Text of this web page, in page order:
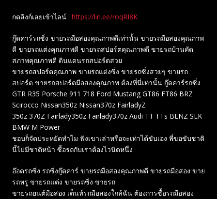
กดลิงก์เลยเข้าไลน์ : https://lin.ee/roqRI8K
กู๊ดคาร์รถซิ่ง ขายรถมือสองคุณภาพดีเท่านั้น ขายรถมือสองคุณภาพ
ดี ขายรถแต่งคุณภาพดี ขายรถสปอร์ตคุณภาพดี ขายรถบ้านคัด
สภาพคุณภาพดี ดินแดนรถสปอร์ตสวย
ขายรถสปอร์ตคุณภาพ ขายรถแต่งซิ่ง ขายรถซิ่งสวยๆ ขายรถ
สปอร์ต ขายรถสปอร์ตมือสองคุณภาพ ต้องที่นี่เท่านั้น กู๊ดคาร์รถซิ่ง
GTR R35 Porsche 911 718 Ford Mustang GT86 FT86 BRZ
Scirocco Nissan350z Nissan370z FairladyZ
350z 370Z Fairlady350z Fairlady370z Audi TT TTs BENZ SLK
BMW M Power
ชอบก็จัดประหยัดทำไม ฟังเขาเล่าหรือจะเท่าได้ขับเอง พี่ขอขับชาติ
นี้ไม่มีชาติหน้า ซื้อรถกับเราต้องไวนิดหนึ่ง
อ๊อดรถซิ่ง รถซิ่งกู๊ดคาร์ ขายรถมือสองคุณภาพดี ขายรถมือสอง ขาย
รถหรู ขายรถแต่ง ขายรถซิ่ง ขายรถ
ขายรถยนต์มือสอง เต็นท์รถมือสองใกล้ฉัน ต้องการซื้อรถมือสอง